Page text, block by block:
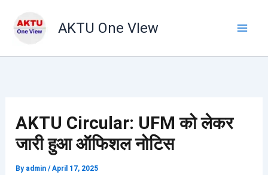
AKTU One VIew
AKTU Circular: UFM को लेकर
जारी हुआ ऑफिशल नोटिस
By admin/April 17, 2025